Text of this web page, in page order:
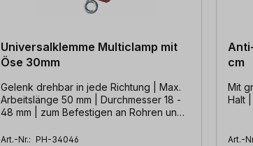
Universalklemme Multiclamp mit
Öse 30mm
Gelenk drehbar in jede Richtung | Max.
Arbeitslänge 50 mm | Durchmesser 18 -
48 mm | zum Befestigen an Rohren und
Art.-Nr.: PH-34046
cm
Mit
Halt
Art.-